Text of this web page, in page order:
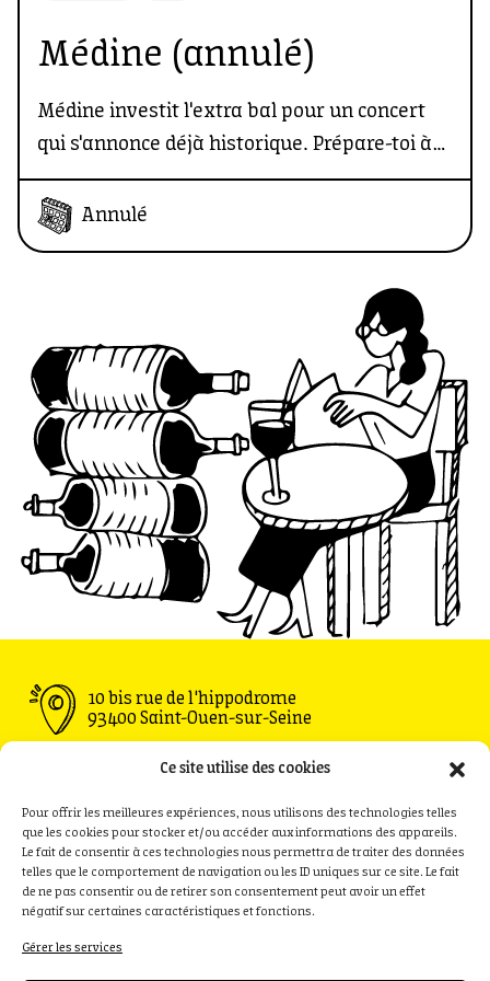
Ce site utilise des cookies
Pour offrir les meilleures expériences, nous utilisons des technologies telles
que les cookies pour stocker et/ou accéder aux informations des appareils.
Le fait de consentir à ces technologies nous permettra de traiter des données
telles que le comportement de navigation ou les ID uniques sur ce site. Le fait
de ne pas consentir ou de retirer son consentement peut avoir un effet
négatif sur certaines caractéristiques et fonctions.
Gérer les services
Médine (annulé)
Médine investit l'extra bal pour un concert
qui s'annonce déjà historique. Prépare-toi à
une démonstration de force, de fond et de
forme par l’un des plus grands narrateurs du
Annulé
10 bis rue de l'hippodrome
93400 Saint-Ouen-sur-Seine
Ouvert du Mardi au Vendredi : 11h30 - 00h00
Samedi : 09h00 - 00h00
Privatisation
Contact
Recrutement
Politique de cookies (UE)